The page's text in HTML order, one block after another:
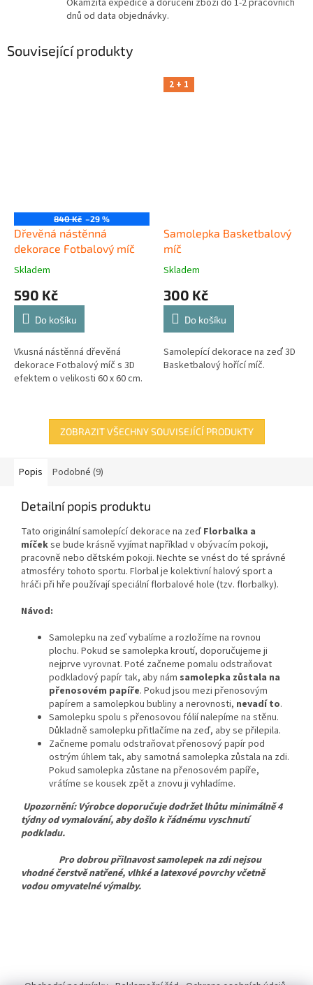
Okamžitá expedice a doručení zboží do 1-2 pracovních
dnů od data objednávky.
Související produkty
840 Kč –29 %
Dřevěná nástěnná
dekorace Fotbalový míč
Skladem
590 Kč
Do košíku
Vkusná nástěnná dřevěná
dekorace Fotbalový míč s 3D
efektem o velikosti 60 x 60 cm.
2 + 1
Samolepka Basketbalový
míč
Skladem
300 Kč
Do košíku
Samolepící dekorace na zeď 3D
Basketbalový hořící míč.
ZOBRAZIT VŠECHNY SOUVISEJÍCÍ PRODUKTY
Popis Podobné (9)
Detailní popis produktu
Tato originální samolepící dekorace na zeď Florbalka a
míčekse bude krásně vyjímat například v obývacím pokoji,
pracovně nebo dětském pokoji. Nechte se vnést do té správné
atmosféry tohoto sportu. Florbal je kolektivní halový sport a
hráči při hře používají speciální florbalové hole (tzv. florbalky).
Návod:
Samolepku na zeď vybalíme a rozložíme na rovnou
plochu. Pokud se samolepka kroutí, doporučujeme ji
nejprve vyrovnat. Poté začneme pomalu odstraňovat
podkladový papír tak, aby nám samolepka zůstala na
přenosovém papíře. Pokud jsou mezi přenosovým
papírem a samolepkou bubliny a nerovnosti, nevadí to.
Samolepku spolu s přenosovou fólií nalepíme na stěnu.
Důkladně samolepku přitlačíme na zeď, aby se přilepila.
Začneme pomalu odstraňovat přenosový papír pod
ostrým úhlem tak, aby samotná samolepka zůstala na zdi.
Pokud samolepka zůstane na přenosovém papíře,
vrátíme se kousek zpět a znovu ji vyhladíme.
Upozornění: Výrobce doporučuje dodržet lhůtu minimálně 4
týdny od vymalování, aby došlo k řádnému vyschnutí
podkladu.
Pro dobrou přilnavost samolepek na zdi nejsou
vhodné čerstvě natřené, vlhké a latexové povrchy včetně
vodou omyvatelné výmalby.